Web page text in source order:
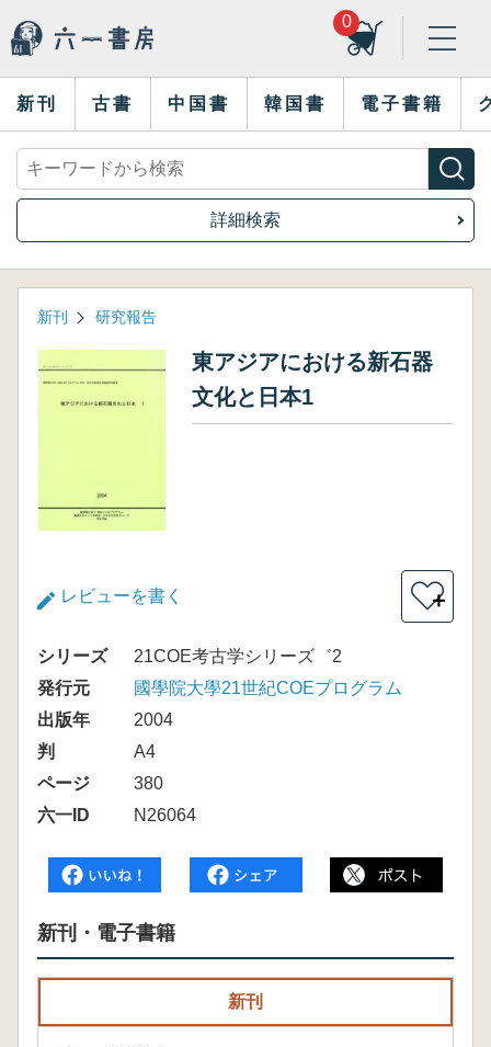
0
新刊 古書 中国書 韓国書 電子書籍
詳細検索
新刊 研究報告
東アジアにおける新石器
文化と日本1
レビューを書く ＋
シリーズ
21COE考古学シリーズ゛2
発行元
國學院大學21世紀COEプログラム
出版年
2004
判
A4
ページ
380
六一ID
N26064
新刊・電子書籍
新刊